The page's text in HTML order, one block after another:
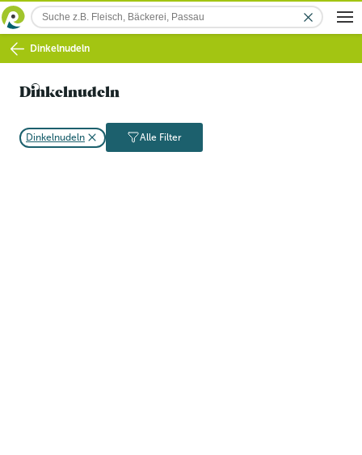
Dinkelnudeln
Dinkelnudeln
Dinkelnudeln Alle Filter